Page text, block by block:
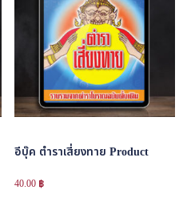
อีบุ๊ค ตำราเสี่ยงทาย Product
40.00 ฿